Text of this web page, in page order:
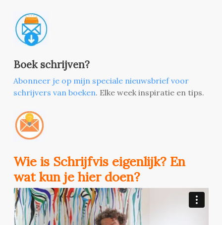
Boek schrijven?
Abonneer je op mijn speciale nieuwsbrief voor
schrijvers van boeken. Elke week inspiratie en tips.
Wie is Schrijfvis eigenlijk? En
wat kun je hier doen?